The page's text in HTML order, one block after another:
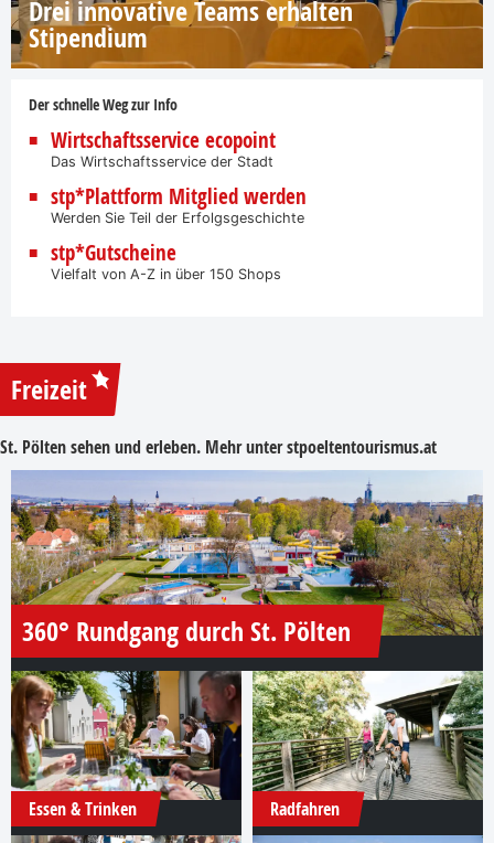
Drei innovative Teams erhalten
Stipendium
Der schnelle Weg zur Info
Wirtschaftsservice ecopoint
Das Wirtschaftsservice der Stadt
stp*Plattform Mitglied werden
Werden Sie Teil der Erfolgsgeschichte
stp*Gutscheine
Vielfalt von A-Z in über 150 Shops
Freizeit
St. Pölten sehen und erleben. Mehr unterstpoeltentourismus.at
360° Rundgang durch St. Pölten
Essen & Trinken Radfahren